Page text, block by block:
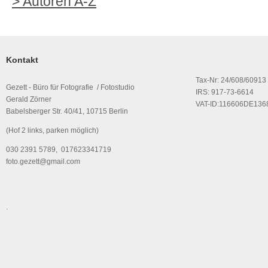
Kontakt
Gezett - Büro für Fotografie / Fotostudio
Gerald Zörner
Babelsberger Str. 40/41, 10715 Berlin
(Hof 2 links, parken möglich)
030 2391 5789, 017623341719
foto.gezett@gmail.com
Tax-Nr: 24/608/60913
IRS: 917-73-6614
VAT-
.